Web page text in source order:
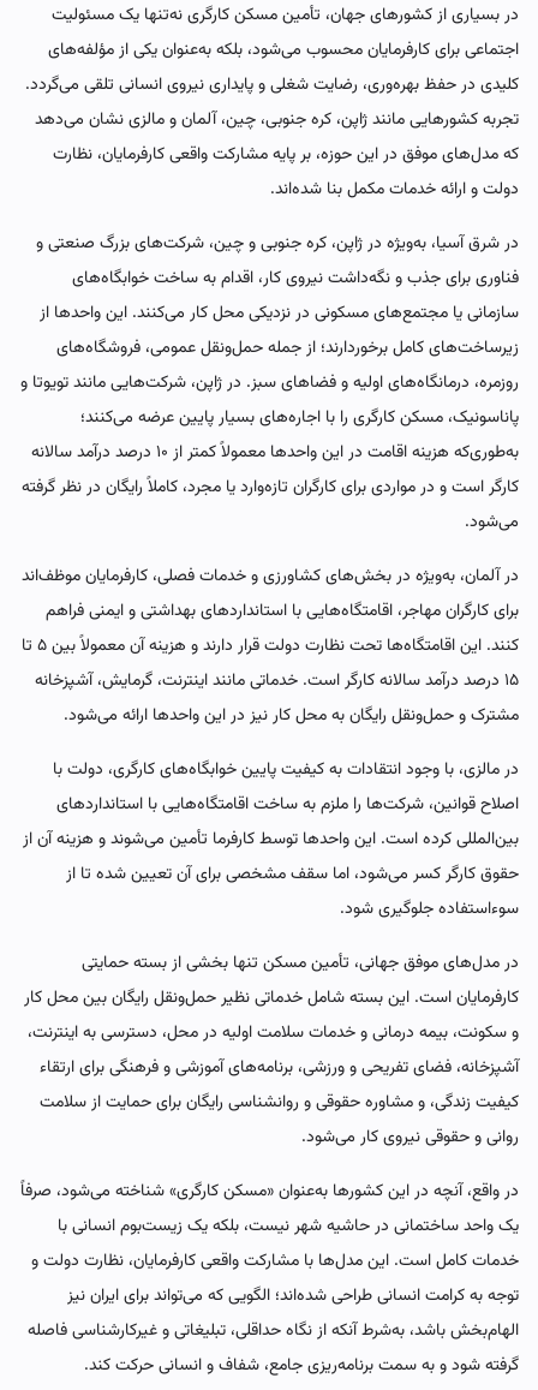
در بسیاری از کشورهای جهان، تأمین مسکن کارگری نه‌تنها یک مسئولیت
اجتماعی برای کارفرمایان محسوب می‌شود، بلکه به‌عنوان یکی از مؤلفه‌های
کلیدی در حفظ بهره‌وری، رضایت شغلی و پایداری نیروی انسانی تلقی می‌گردد.
تجربه کشورهایی مانند ژاپن، کره جنوبی، چین، آلمان و مالزی نشان می‌دهد
که مدل‌های موفق در این حوزه، بر پایه مشارکت واقعی کارفرمایان، نظارت
دولت و ارائه خدمات مکمل بنا شده‌اند.
در شرق آسیا، به‌ویژه در ژاپن، کره جنوبی و چین، شرکت‌های بزرگ صنعتی و
فناوری برای جذب و نگه‌داشت نیروی کار، اقدام به ساخت خوابگاه‌های
سازمانی یا مجتمع‌های مسکونی در نزدیکی محل کار می‌کنند. این واحدها از
زیرساخت‌های کامل برخوردارند؛ از جمله حمل‌ونقل عمومی، فروشگاه‌های
روزمره، درمانگاه‌های اولیه و فضاهای سبز. در ژاپن، شرکت‌هایی مانند تویوتا و
پاناسونیک، مسکن کارگری را با اجاره‌های بسیار پایین عرضه می‌کنند؛
به‌طوری‌که هزینه اقامت در این واحدها معمولاً کمتر از ۱۰ درصد درآمد سالانه
کارگر است و در مواردی برای کارگران تازه‌وارد یا مجرد، کاملاً رایگان در نظر گرفته
می‌شود.
در آلمان، به‌ویژه در بخش‌های کشاورزی و خدمات فصلی، کارفرمایان موظف‌اند
برای کارگران مهاجر، اقامتگاه‌هایی با استانداردهای بهداشتی و ایمنی فراهم
کنند. این اقامتگاه‌ها تحت نظارت دولت قرار دارند و هزینه آن معمولاً بین ۵ تا
۱۵ درصد درآمد سالانه کارگر است. خدماتی مانند اینترنت، گرمایش، آشپزخانه
مشترک و حمل‌ونقل رایگان به محل کار نیز در این واحدها ارائه می‌شود.
در مالزی، با وجود انتقادات به کیفیت پایین خوابگاه‌های کارگری، دولت با
اصلاح قوانین، شرکت‌ها را ملزم به ساخت اقامتگاه‌هایی با استانداردهای
بین‌المللی کرده است. این واحدها توسط کارفرما تأمین می‌شوند و هزینه آن از
حقوق کارگر کسر می‌شود، اما سقف مشخصی برای آن تعیین شده تا از
سوءاستفاده جلوگیری شود.
در مدل‌های موفق جهانی، تأمین مسکن تنها بخشی از بسته حمایتی
کارفرمایان است. این بسته شامل خدماتی نظیر حمل‌ونقل رایگان بین محل کار
و سکونت، بیمه درمانی و خدمات سلامت اولیه در محل، دسترسی به اینترنت،
آشپزخانه، فضای تفریحی و ورزشی، برنامه‌های آموزشی و فرهنگی برای ارتقاء
کیفیت زندگی، و مشاوره حقوقی و روانشناسی رایگان برای حمایت از سلامت
روانی و حقوقی نیروی کار می‌شود.
در واقع، آنچه در این کشورها به‌عنوان «مسکن کارگری» شناخته می‌شود، صرفاً
یک واحد ساختمانی در حاشیه شهر نیست، بلکه یک زیست‌بوم انسانی با
خدمات کامل است. این مدل‌ها با مشارکت واقعی کارفرمایان، نظارت دولت و
توجه به کرامت انسانی طراحی شده‌اند؛ الگویی که می‌تواند برای ایران نیز
الهام‌بخش باشد، به‌شرط آنکه از نگاه حداقلی، تبلیغاتی و غیرکارشناسی فاصله
گرفته شود و به سمت برنامه‌ریزی جامع، شفاف و انسانی حرکت کند.